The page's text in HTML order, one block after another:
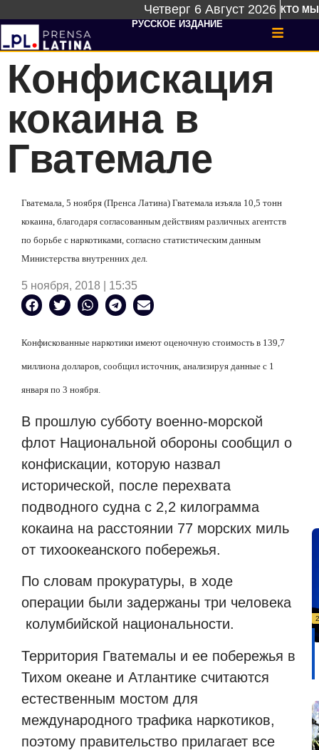
Четверг 6 Август 2026 КТО МЫ
РУССКОЕ ИЗДАНИЕ
Конфискация
кокаина в
Гватемале
Гватемала, 5 ноября (Пренса Латина) Гватемала изъяла 10,5 тонн
кокаина, благодаря согласованным действиям различных агентств
по борьбе с наркотиками, согласно статистическим данным
Министерства внутренних дел.
5 ноября, 2018 | 15:35
Конфискованные наркотики имеют оценочную стоимость в 139,7
миллиона долларов, сообщил источник, анализируя данные с 1
января по 3 ноября.
В прошлую субботу военно-морской
флот Национальной обороны сообщил о
конфискации, которую назвал
исторической, после перехвата
подводного судна с 2,2 килограмма
кокаина на расстоянии 77 морских миль
от тихоокеанского побережья.
По словам прокуратуры, в ходе
операции были задержаны три человека
колумбийской национальности.
Территория Гватемалы и ее побережья в
Тихом океане и Атлантике считаются
естественным мостом для
международного трафика наркотиков,
поэтому правительство прилагает все